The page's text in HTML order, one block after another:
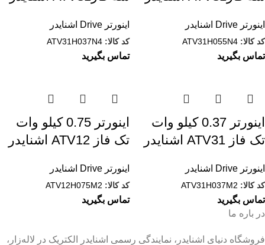
اینورتر Drive اشنایدر
کد کالا: ATV31H055N4
تماس بگیرید
اینورتر Drive اشنایدر
کد کالا: ATV31H037N4
تماس بگیرید
اینورتر 0.37 کيلو وات
تک فاز ATV31 اشنایدر
اینورتر Drive اشنایدر
کد کالا: ATV31H037M2
تماس بگیرید
اینورتر 0.75 کيلو وات
تک فاز ATV12 اشنایدر
اینورتر Drive اشنایدر
کد کالا: ATV12H075M2
تماس بگیرید
در باره ما
فروشگاه دنیای اشنایدر، نمایندگی رسمی اشنایدر الکتریک در لاله‌زار،